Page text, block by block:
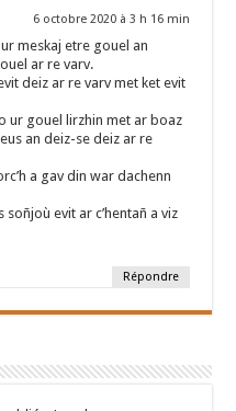
6 octobre 2020 à 3 h 16 min
meskaj etre gouel an
ar re varv.
deiz ar re varv met ket evit
ur gouel lirzhin met ar boaz
an deiz-se deiz ar re
a gav din war dachenn
evit ar c’hentañ a viz
Répondre